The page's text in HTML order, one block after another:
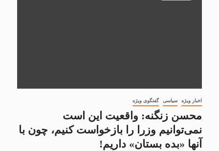
اخبار ویژه سیاسی گفتگوی ویژه
محسن زنگنه: واقعیت این است
نمی‌توانیم وزرا را بازخواست کنیم، چون با
آنها «بده بستان» داریم!